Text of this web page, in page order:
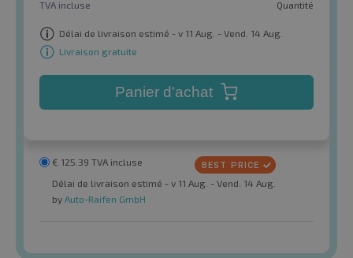
TVA incluse Quantité
Délai de livraison estimé - v 11 Aug. - Vend. 14 Aug.
Livraison gratuite
Panier d'achat
€ 125.39 TVA incluse
Délai de livraison estimé - v 11 Aug. - Vend. 14 Aug.
by Auto-Raifen GmbH